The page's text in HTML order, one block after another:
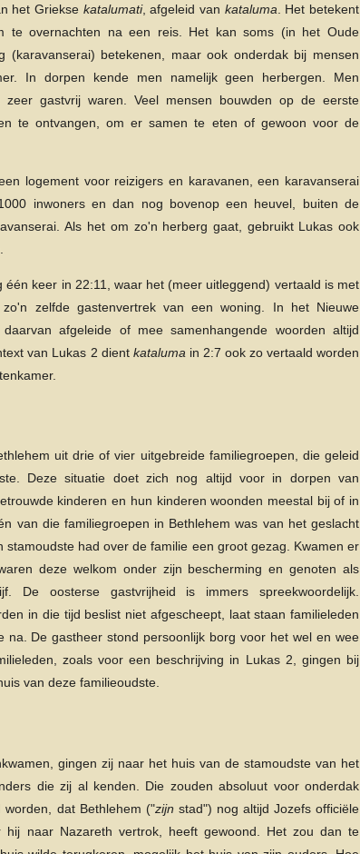
het Griekse katalumati, afgeleid van kataluma . Het betekent
te overnachten na een reis. Het kan soms (in het Oude
(karavanserai) betekenen, maar ook onderdak bij mensen
In dorpen kende men namelijk geen herbergen. Men
gastvrij waren. Veel mensen bouwden op de eerste
te ontvangen, om er samen te eten of gewoon voor de
logement voor reizigers en karavanen, een karavanserai
inwoners en dan nog bovenop een heuvel, buiten de
Als het om zo'n herberg gaat, gebruikt Lukas ook
keer in 22:11, waar het (meer uitleggend) vertaald is met
zelfde gastenvertrek van een woning. In het Nieuwe
afgeleide of mee samenhangende woorden altijd
van Lukas 2 dient kataluma in 2:7 ook zo vertaald worden
uit drie of vier uitgebreide familiegroepen, die geleid
Deze situatie doet zich nog altijd voor in dorpen van
kinderen en hun kinderen woonden meestal bij of in
van die familiegroepen in Bethlehem was van het geslacht
stamoudste had over de familie een groot gezag. Kwamen er
deze welkom onder zijn bescherming en genoten als
De oosterse gastvrijheid is immers spreekwoordelijk.
in die tijd beslist niet afgescheept, laat staan familieleden
De gastheer stond persoonlijk borg voor het wel en wee
zoals voor een beschrijving in Lukas 2, gingen bij
van deze familieoudste.
gingen zij naar het huis van de stamoudste van het
die zij al kenden. Die zouden absoluut voor onderdak
dat Bethlehem ("zijn stad") nog altijd Jozefs officiële
naar Nazareth vertrok, heeft gewoond. Het zou dan te